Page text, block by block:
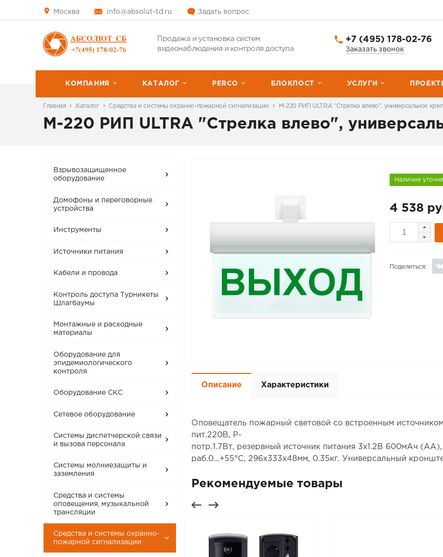
Москва info@absolut-td.ru Задать вопрос
Продажа и установка систем
видеонаблюдения и контроля доступа
+7 (495) 178-02-76
Заказать звонок
КОМПАНИЯ КАТАЛОГ PERCО БЛОКПОСТ УСЛУГИ
Главная Каталог Средства и системы охранно-пожарной сигнализации М-220 РИП ULTRA "Стрелка влево", универсальное
М-220 РИП ULTRA "Стрелка влево",
Взрывозащищенное
оборудование
Домофоны и переговорные
устройства
Инструменты
Источники питания
Кабели и провода
Контроль доступа Турникеты
Шлагбаумы
Монтажные и расходные
материалы
Оборудование для
эпидемиологического
контроля
Оборудование СКС
Сетевое оборудование
Системы диспетчерской связи
и вызова персонала
Системы молниезащиты и
заземления
Средства и системы
оповещения, музыкальной
трансляции
Средства и системы охранно-
пожарной сигнализации
Наличие
4 538
Поделиться:
Описание Характеристики
Оповещатель пожарный световой со встроенным
пит.220В, P-
потр.1.7Вт, резервный источник питания 3х1.2В 600мАч
раб.0...+55°С, 296х333х48мм, 0.35кг. Универсальный
Рекомендуемые товары